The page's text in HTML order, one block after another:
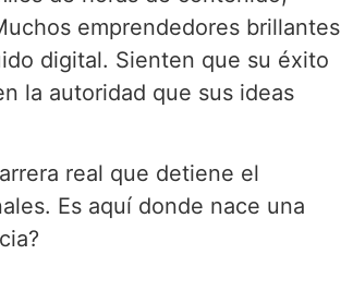
emprendedores brillantes
digital. Sienten que su éxito
la autoridad que sus ideas
real que detiene el
Es aquí donde nace una